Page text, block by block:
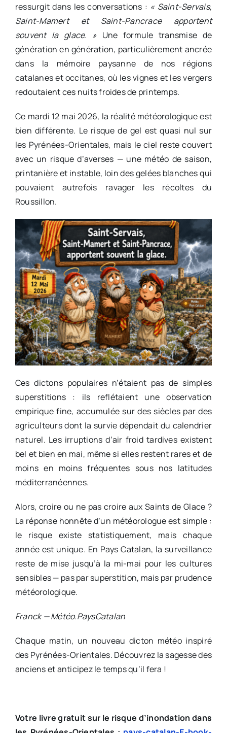
ressurgit dans les conversations : « Saint-Servais,
Saint-Mamert et Saint-Pancrace apportent
souvent la glace. » Une formule transmise de
génération en génération, particulièrement ancrée
dans la mémoire paysanne de nos régions
catalanes et occitanes, où les vignes et les vergers
redoutaient ces nuits froides de printemps.
Ce mardi 12 mai 2026, la réalité météorologique est
bien différente. Le risque de gel est quasi nul sur
les Pyrénées-Orientales, mais le ciel reste couvert
avec un risque d’averses — une météo de saison,
printanière et instable, loin des gelées blanches qui
pouvaient autrefois ravager les récoltes du
Roussillon.
Ces dictons populaires n’étaient pas de simples
superstitions : ils reflétaient une observation
empirique fine, accumulée sur des siècles par des
agriculteurs dont la survie dépendait du calendrier
naturel. Les irruptions d’air froid tardives existent
bel et bien en mai, même si elles restent rares et de
moins en moins fréquentes sous nos latitudes
méditerranéennes.
Alors, croire ou ne pas croire aux Saints de Glace ?
La réponse honnête d’un météorologue est simple :
le risque existe statistiquement, mais chaque
année est unique. En Pays Catalan, la surveillance
reste de mise jusqu’à la mi-mai pour les cultures
sensibles — pas par superstition, mais par prudence
météorologique.
Franck — Météo.PaysCatalan
Chaque matin, un nouveau dicton météo inspiré
des Pyrénées-Orientales. Découvrez la sagesse des
anciens et anticipez le temps qu’il fera !
Votre livre gratuit sur le risque d’inondation dans